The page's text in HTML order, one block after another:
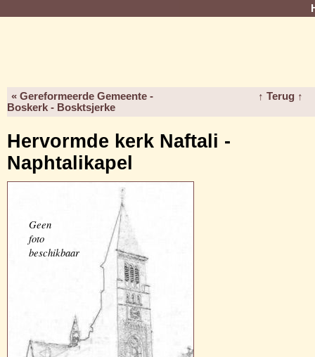
« Gereformeerde Gemeente -
Boskerk - Bosktsjerke
↑ Terug ↑
Hervormde kerk Naftali -
Naphtalikapel
Geen
foto
beschikbaar